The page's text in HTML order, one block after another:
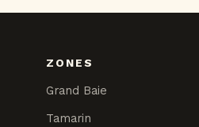
ZONES
Grand Baie
Tamarin